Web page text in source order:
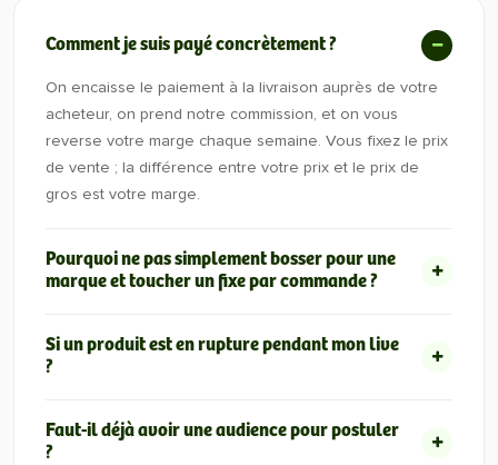
Comment je suis payé concrètement ?
On encaisse le paiement à la livraison auprès de votre
acheteur, on prend notre commission, et on vous
reverse votre marge chaque semaine. Vous fixez le prix
de vente ; la différence entre votre prix et le prix de
gros est votre marge.
Pourquoi ne pas simplement bosser pour une
marque et toucher un fixe par commande ?
Si un produit est en rupture pendant mon live
?
Faut-il déjà avoir une audience pour postuler
?